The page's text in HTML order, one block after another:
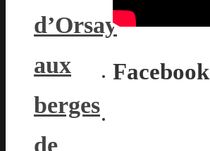
d’Orsay
aux
berges
de
Facebook